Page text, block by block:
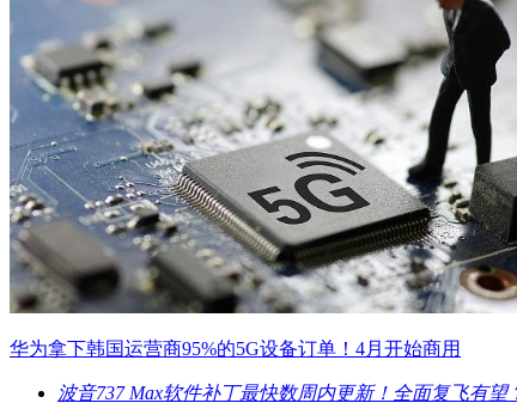
华为拿下韩国运营商95%的5G设备订单！4月开始商用
波音737 Max软件补丁最快数周内更新！全面复飞有望